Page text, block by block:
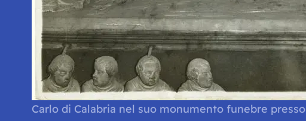
Carlo di Calabria nel suo monumento funebre presso